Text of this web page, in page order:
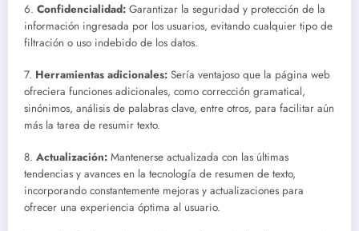
6. Confidencialidad: Garantizar la seguridad y protección de la
información ingresada por los usuarios, evitando cualquier tipo de
filtración o uso indebido de los datos.
7. Herramientas adicionales: Sería ventajoso que la página web
ofreciera funciones adicionales, como corrección gramatical,
sinónimos, análisis de palabras clave, entre otros, para facilitar aún
más la tarea de resumir texto.
8. Actualización: Mantenerse actualizada con las últimas
tendencias y avances en la tecnología de resumen de texto,
incorporando constantemente mejoras y actualizaciones para
ofrecer una experiencia óptima al usuario.